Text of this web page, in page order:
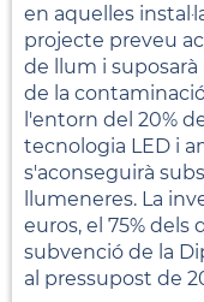
en aquelles
projecte preveu
de llum i
de la
l'entorn del 20%
tecnologia LED i
s'aconseguirà
llumeneres. La
euros, el 75% dels
subvenció de la
al pressupost de